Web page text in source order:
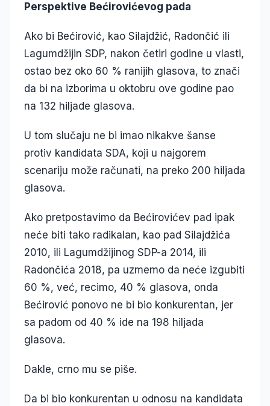
Perspektive Bećirovićevog pada
Ako bi Bećirović, kao Silajdžić, Radončić ili
Lagumdžijin SDP, nakon četiri godine u vlasti,
ostao bez oko 60 % ranijih glasova, to znači
da bi na izborima u oktobru ove godine pao
na 132 hiljade glasova.
U tom slučaju ne bi imao nikakve šanse
protiv kandidata SDA, koji u najgorem
scenariju može računati, na preko 200 hiljada
glasova.
Ako pretpostavimo da Bećirovićev pad ipak
neće biti tako radikalan, kao pad Silajdžića
2010, ili Lagumdžijinog SDP-a 2014, ili
Radončića 2018, pa uzmemo da neće izgubiti
60 %, već, recimo, 40 % glasova, onda
Bećirović ponovo ne bi bio konkurentan, jer
sa padom od 40 % ide na 198 hiljada
glasova.
Dakle, crno mu se piše.
Da bi bio konkurentan u odnosu na kandidata